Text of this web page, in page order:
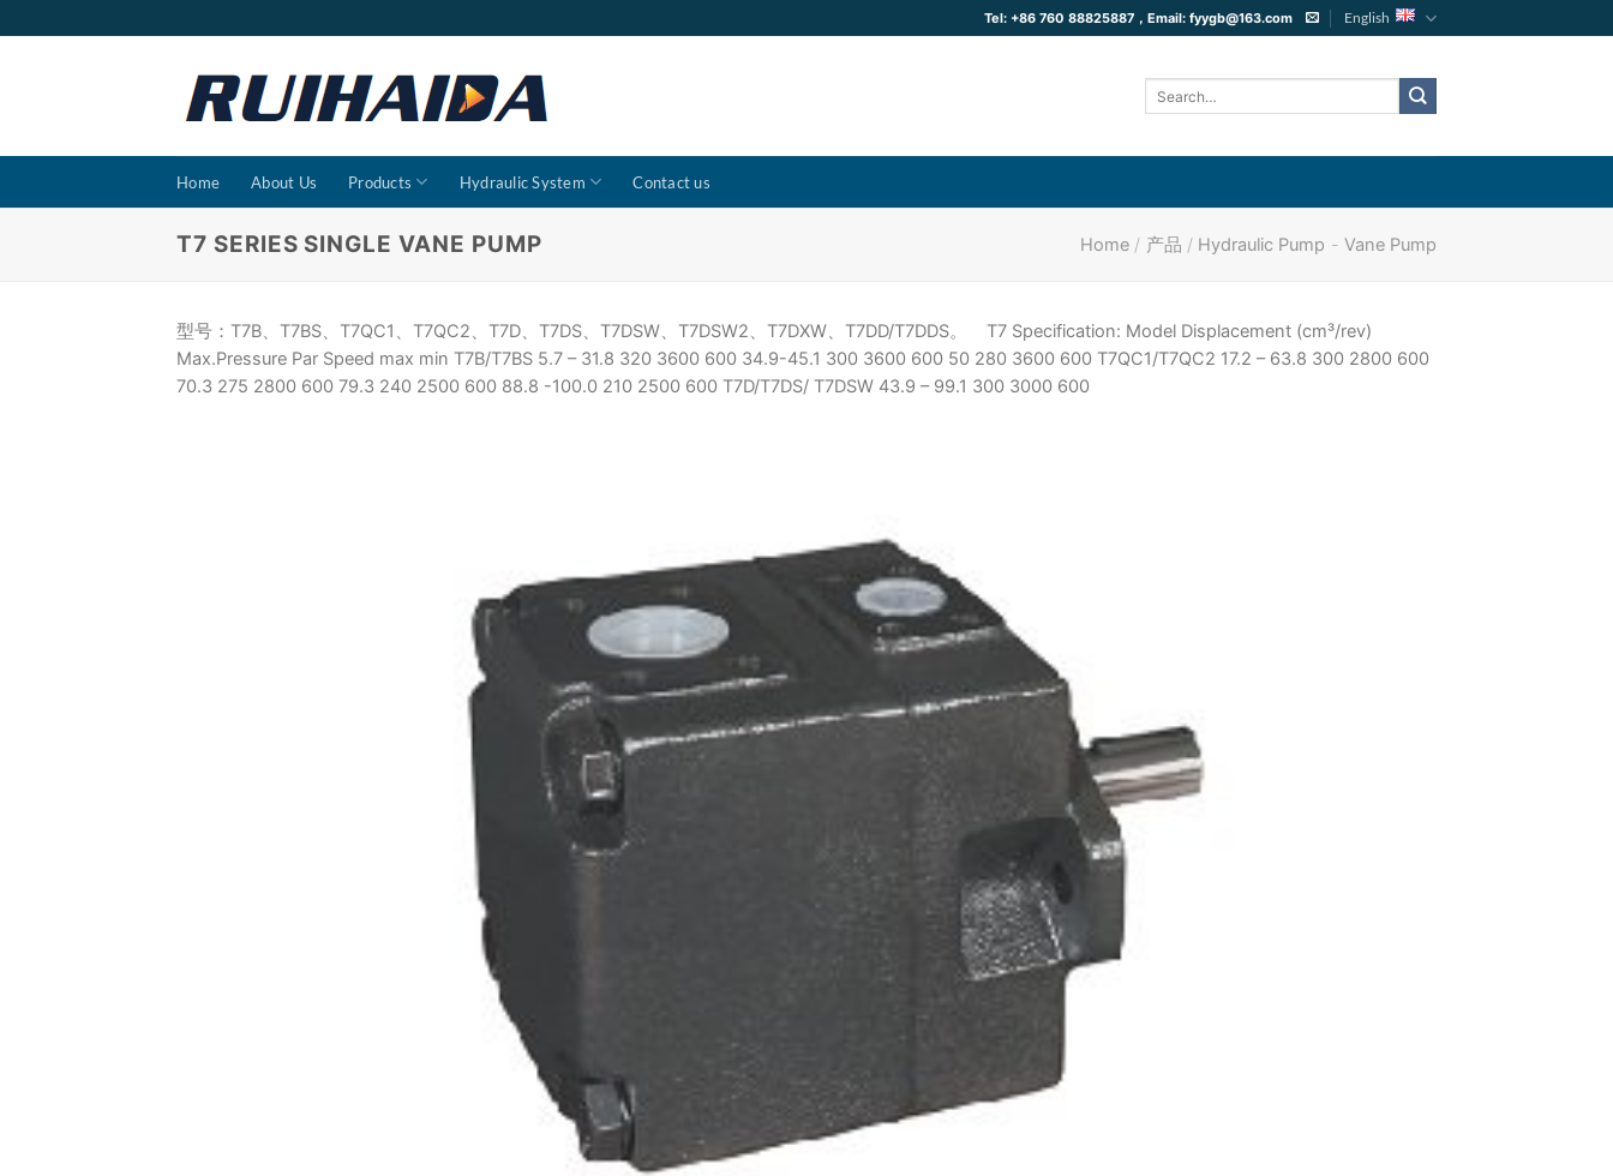
to
Tel: +86 760 88825887，Email: fyygb@163.com English
Home About Us Products Hydraulic System Contact us
T7 SERIES SINGLE VANE PUMP Home / 产品 / Hydraulic Pump - Vane Pump
型号：T7B、T7BS、T7QC1、T7QC2、T7D、T7DS、T7DSW、T7DSW2、T7DXW、T7DD/T7DDS。 T7 Specification: Model Displacement (cm³/rev)
Max.Pressure Par Speed max min T7B/T7BS 5.7 – 31.8 320 3600 600 34.9-45.1 300 3600 600 50 280 3600 600 T7QC1/T7QC2 17.2 – 63.8 300 2800 600
70.3 275 2800 600 79.3 240 2500 600 88.8 -100.0 210 2500 600 T7D/T7DS/ T7DSW 43.9 – 99.1 300 3000 600